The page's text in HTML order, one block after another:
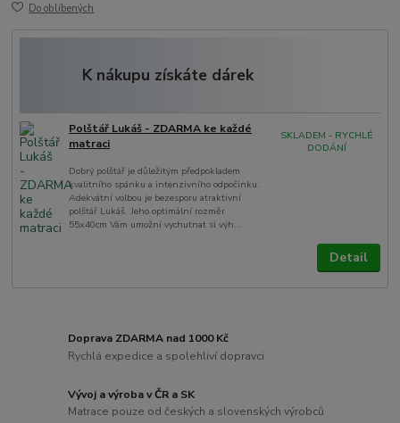
Do oblíbených
K nákupu získáte dárek
Polštář Lukáš - ZDARMA ke každé
matraci
Dobrý polštář je důležitým předpokladem
kvalitního spánku a intenzivního odpočinku.
Adekvátní volbou je bezesporu atraktivní
polštář Lukáš. Jeho optimální rozměr
55x40cm Vám umožní vychutnat si výh...
SKLADEM - RYCHLÉ
DODÁNÍ
Detail
Doprava ZDARMA nad 1000 Kč
Rychlá expedice a spolehliví dopravci
Vývoj a výroba v ČR a SK
Matrace pouze od českých a slovenských výrobců